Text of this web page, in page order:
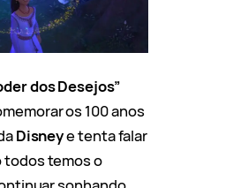
dos Desejos”
os 100 anos
Disneye tenta falar
todos temos o